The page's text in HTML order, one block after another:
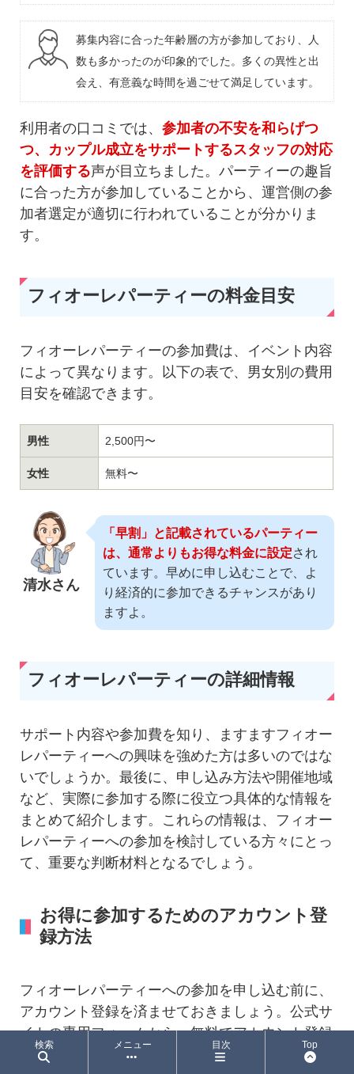
募集内容に合った年齢層の方が参加しており、人
数も多かったのが印象的でした。多くの異性と出
会え、有意義な時間を過ごせて満足しています。
利用者の口コミでは、参加者の不安を和らげつ
つ、カップル成立をサポートするスタッフの対応
を評価する声が目立ちました。パーティーの趣旨
に合った方が参加していることから、運営側の参
加者選定が適切に行われていることが分かりま
す。
フィオーレパーティーの料金目安
フィオーレパーティーの参加費は、イベント内容
によって異なります。以下の表で、男女別の費用
目安を確認できます。
男性 2,500円〜
女性 無料〜
清水さん
「早割」と記載されているパーティー
は、通常よりもお得な料金に設定され
ています。早めに申し込むことで、よ
り経済的に参加できるチャンスがあり
ますよ。
フィオーレパーティーの詳細情報
サポート内容や参加費を知り、ますますフィオー
レパーティーへの興味を強めた方は多いのではな
いでしょうか。最後に、申し込み方法や開催地域
など、実際に参加する際に役立つ具体的な情報を
まとめて紹介します。これらの情報は、フィオー
レパーティーへの参加を検討している方々にとっ
て、重要な判断材料となるでしょう。
お得に参加するためのアカウント登
録方法
フィオーレパーティーへの参加を申し込む前に、
アカウント登録を済ませておきましょう。公式サ
イトの専用フォームから、無料でアカウント登録
ができます。登録は簡単で、必要な情報を入力す
検索 メニュー 目次 Top